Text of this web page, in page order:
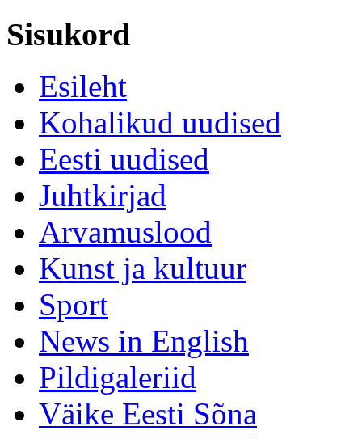
Sisukord
Esileht
Kohalikud uudised
Eesti uudised
Juhtkirjad
Arvamuslood
Kunst ja kultuur
Sport
News in English
Pildigaleriid
Väike Eesti Sõna